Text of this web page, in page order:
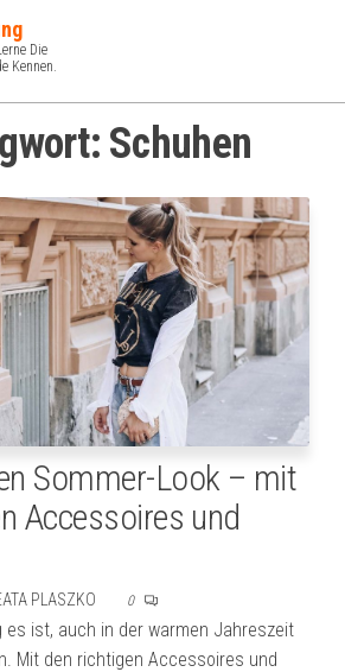
Die
Kennen.
Schuhen
Sommer-Look – mit
Accessoires und
PLASZKO 0
es ist, auch in der warmen Jahreszeit
Mit den richtigen Accessoires und